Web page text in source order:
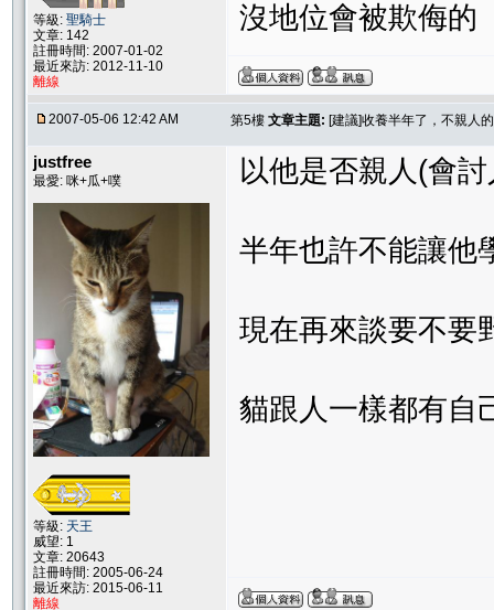
等級: 聖騎士
文章: 142
註冊時間: 2007-01-02
最近來訪: 2012-11-10
離線
沒地位會被欺侮的
2007-05-06 12:42 AM 第5樓 文章主題: [建議]收養半年了，不親人
justfree
最愛: 咪+瓜+噗
等級: 天王
威望: 1
文章: 20643
註冊時間: 2005-06-24
最近來訪: 2015-06-11
離線
以他是否親人(會
半年也許不能讓他
現在再來談要不要
貓跟人一樣都有自